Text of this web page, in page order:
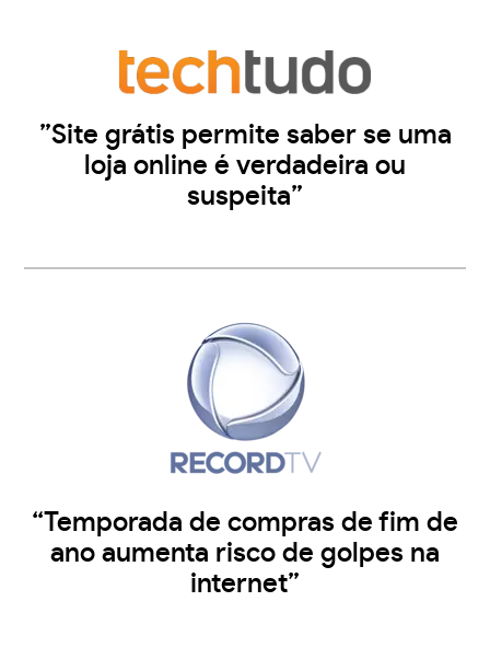
”Site grátis permite saber se uma
loja online é verdadeira ou
suspeita”
“Temporada de compras de fim de
ano aumenta risco de golpes na
internet”